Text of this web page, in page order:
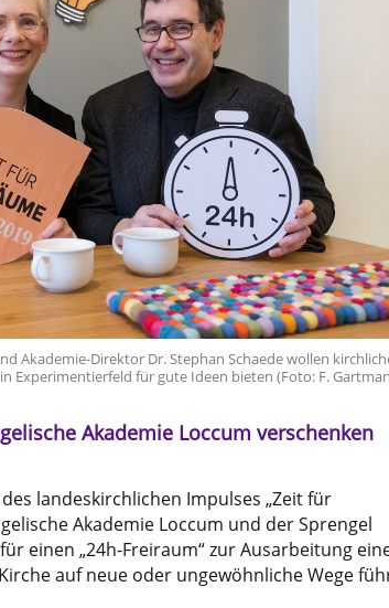
Akademie-Direktor Dr. Stephan Schaede wollen
Experimentierfeld für gute Ideen bieten (Foto: F.
Akademie Loccum verschenken
landeskirchlichen Impulses „Zeit für
Akademie Loccum und der Sprengel
einen „24h-Freiraum“ zur Ausarbeitung
auf neue oder ungewöhnliche Wege